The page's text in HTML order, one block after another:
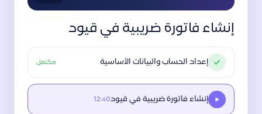
إنشاء فاتورة ضريبية في قيود
إعداد الحساب والبيانات الأساسية مكتمل
إنشاء فاتورة ضريبية في قيود12:40